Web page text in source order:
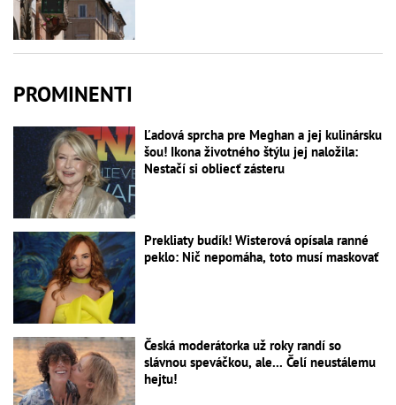
PROMINENTI
Ľadová sprcha pre Meghan a jej kulinársku
šou! Ikona životného štýlu jej naložila:
Nestačí si obliecť zásteru
Prekliaty budík! Wisterová opísala ranné
peklo: Nič nepomáha, toto musí maskovať
Česká moderátorka už roky randí so
slávnou speváčkou, ale... Čelí neustálemu
hejtu!